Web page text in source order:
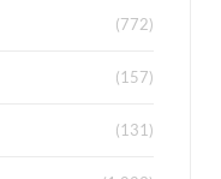
(772)
(157)
(131)